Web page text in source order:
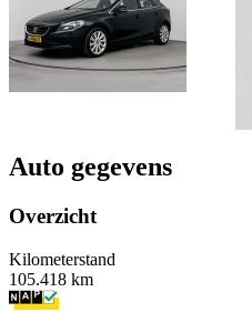
Auto gegevens
Overzicht
Kilometerstand
105.418 km